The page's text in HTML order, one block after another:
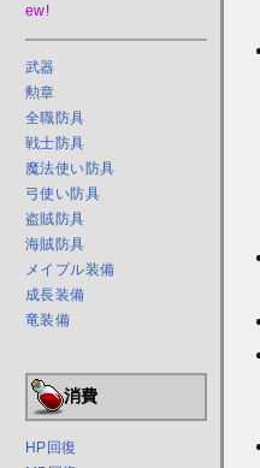
ew!
武器
勲章
全職防具
戦士防具
魔法使い防具
弓使い防具
盗賊防具
海賊防具
メイプル装備
成長装備
竜装備
消費
HP回復